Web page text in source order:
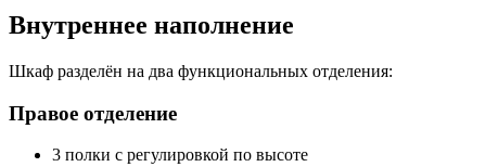
Внутреннее наполнение
Шкаф разделён на два функциональных отделения:
Правое отделение
3 полки с регулировкой по высоте